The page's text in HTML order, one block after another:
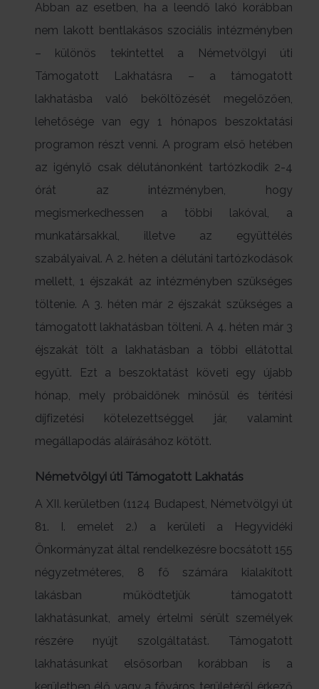
Abban az esetben, ha a leendő lakó korábban
nem lakott bentlakásos szociális intézményben
– különös tekintettel a Németvölgyi úti
Támogatott Lakhatásra – a támogatott
lakhatásba való beköltözését megelőzően,
lehetősége van egy 1 hónapos beszoktatási
programon részt venni. A program első hetében
az igénylő csak délutánonként tartózkodik 2-4
órát az intézményben, hogy
megismerkedhessen a többi lakóval, a
munkatársakkal, illetve az együttélés
szabályaival. A 2. héten a délutáni tartózkodások
mellett, 1 éjszakát az intézményben szükséges
töltenie. A 3. héten már 2 éjszakát szükséges a
támogatott lakhatásban tölteni. A 4. héten már 3
éjszakát tölt a lakhatásban a többi ellátottal
együtt. Ezt a beszoktatást követi egy újabb
hónap, mely próbaidőnek minősül és térítési
díjfizetési kötelezettséggel jár, valamint
megállapodás aláírásához kötött.
Németvölgyi úti Támogatott Lakhatás
A XII. kerületben (1124 Budapest, Németvölgyi út
81. I. emelet 2.) a kerületi a Hegyvidéki
Önkormányzat által rendelkezésre bocsátott 155
négyzetméteres, 8 fő számára kialakított
lakásban működtetjük támogatott
lakhatásunkat, amely értelmi sérült személyek
részére nyújt szolgáltatást. Támogatott
lakhatásunkat elsősorban korábban is a